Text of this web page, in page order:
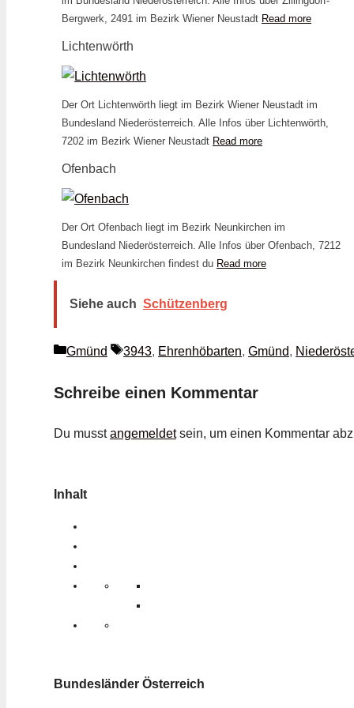
Bergwerk, 2491 im Bezirk Wiener Neustadt Read more
Lichtenwörth
Der Ort Lichtenwörth liegt im Bezirk Wiener Neustadt im
Bundesland Niederösterreich. Alle Infos über Lichtenwörth,
7202 im Bezirk Wiener Neustadt Read more
Ofenbach
Der Ort Ofenbach liegt im Bezirk Neunkirchen im
Bundesland Niederösterreich. Alle Infos über Ofenbach, 7212
im Bezirk Neunkirchen findest du Read more
Siehe auch Schützenberg
Kategorien
Gmünd Schlagwörter
3943, Ehrenhöbarten, Gmünd,
Schreibe einen Kommentar
Du musstangemeldetsein, um einen Kommentar
Inhalt
Bundesländer Österreich